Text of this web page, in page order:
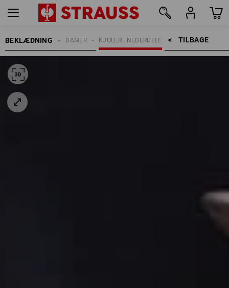
BEKLÆDNING TILBAGE    >
KJOLER | NEDERDELE
DAMER